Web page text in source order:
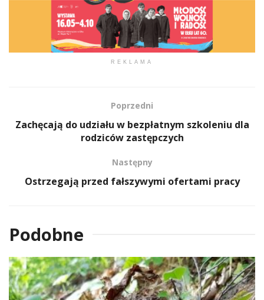
REKLAMA
Poprzedni
Zachęcają do udziału w bezpłatnym szkoleniu dla
rodziców zastępczych
Następny
Ostrzegają przed fałszywymi ofertami pracy
Podobne